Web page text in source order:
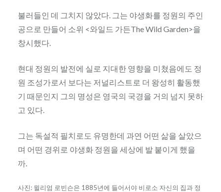
불러들인 데 그치지 않았다. 그는 야생화를 정원의 주인
공으로 만들어 소위 <와일드 가든The Wild Garden>을
창시했다.
현대 정원의 발전에 실로 지대한 영향을 미쳤음에도 정
원 조성가로서 보다는 저널리스트로 더 왕성히 활동했
기 때문인지 그의 명성은 영국의 국경을 거의 넘지 못하
고 있다.
그는 독설적 필치로도 유명한데 과연 어떤 삶을 살았으
며 어떤 경위로 야생화 정원을 세상에 발 붙이게 했을
까.
사진: 윌리엄 로빈슨은 1885년에 들어서야 비로소 자신의 집과 정